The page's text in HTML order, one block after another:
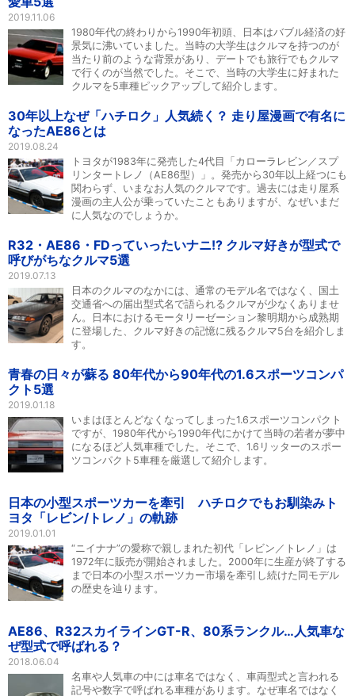
2019.11.06
1980年代の終わりから1990年初頭、日本はバブル経済の好
景気に沸いていました。当時の大学生はクルマを持つのが
当たり前のような背景があり、デートでも旅行でもクルマ
で行くのが当然でした。そこで、当時の大学生に好まれた
クルマを5車種ピックアップして紹介します。
30年以上なぜ「ハチロク」人気続く？ 走り屋漫画で有名に
なったAE86とは
2019.08.24
トヨタが1983年に発売した4代目「カローラレビン／スプ
リンタートレノ（AE86型）」。発売から30年以上経つにも
関わらず、いまなお人気のクルマです。過去には走り屋系
漫画の主人公が乗っていたこともありますが、なぜいまだ
に人気なのでしょうか。
R32・AE86・FDっていったいナニ!? クルマ好きが型式で
呼びがちなクルマ5選
2019.07.13
日本のクルマのなかには、通常のモデル名ではなく、国土
交通省への届出型式名で語られるクルマが少なくありませ
ん。日本におけるモータリーゼーション黎明期から成熟期
に登場した、クルマ好きの記憶に残るクルマ5台を紹介しま
す。
青春の日々が蘇る 80年代から90年代の1.6スポーツコンパ
クト5選
2019.01.18
いまはほとんどなくなってしまった1.6スポーツコンパクト
ですが、1980年代から1990年代にかけて当時の若者が夢中
になるほど人気車種でした。そこで、1.6リッターのスポー
ツコンパクト5車種を厳選して紹介します。
日本の小型スポーツカーを牽引 ハチロクでもお馴染みト
ヨタ「レビン/トレノ」の軌跡
2019.01.01
“ニイナナ”の愛称で親しまれた初代「レビン／トレノ」は
1972年に販売が開始されました。2000年に生産が終了する
まで日本の小型スポーツカー市場を牽引し続けた同モデル
の歴史を辿ります。
AE86、R32スカイラインGT-R、80系ランクル…人気車な
ぜ型式で呼ばれる？
2018.06.04
名車や人気車の中には車名ではなく、車両型式と言われる
記号や数字で呼ばれる車種があります。なぜ車名ではなく